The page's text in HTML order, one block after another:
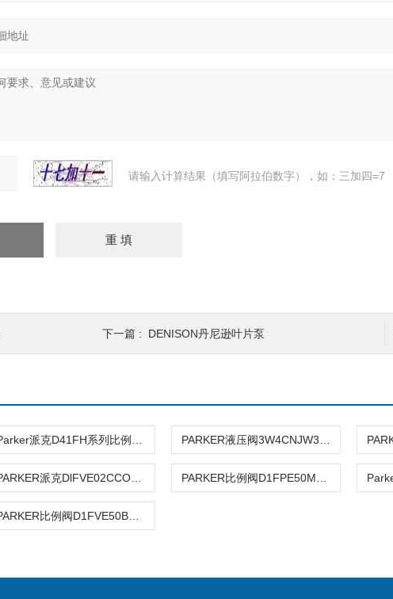
请输入计算结果（填写阿拉伯数字），如：三加四=7
下一篇 : DENISON丹尼逊叶片泵